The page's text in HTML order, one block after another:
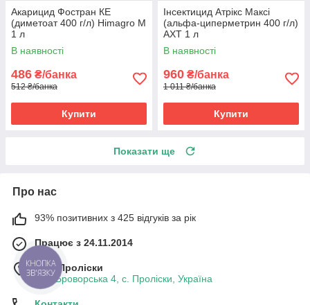
Акарицид Фостран КЕ
(диметоат 400 г/л) Himagro M
1 л
В наявності
486 ₴/банка
512 ₴/банка
Купити
Інсектицид Атрікс Максі
(альфа-циперметрин 400 г/л)
АХТ 1 л
В наявності
960 ₴/банка
1 011 ₴/банка
Купити
Показати ще
Про нас
93% позитивних з 425 відгуків за рік
Працює з 24.11.2014
м. с. Проліски
вул. Броворська 4, с. Проліски, Україна
КНОПКА
ЗВ'ЯЗКУ